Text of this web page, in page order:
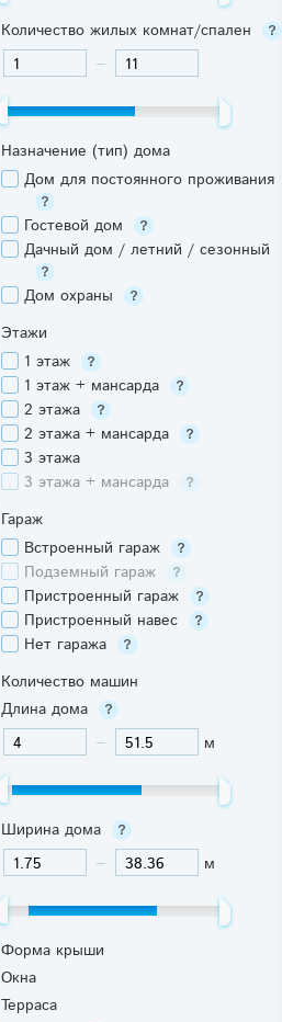
Количество жилых комнат/спален
Назначение (тип) дома
Дом для постоянного проживания
Гостевой дом
Дачный дом / летний / сезонный
Дом охраны
Этажи
1 этаж
1 этаж + мансарда
2 этажа
2 этажа + мансарда
3 этажа
3 этажа + мансарда
Гараж
Встроенный гараж
Подземный гараж
Пристроенный гараж
Пристроенный навес
Нет гаража
Количество машин
Длина дома
м
Ширина дома
м
Форма крыши
Окна
Терраса